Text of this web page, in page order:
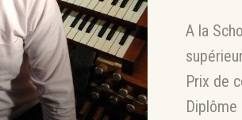
A la
Prix de
Diplôme